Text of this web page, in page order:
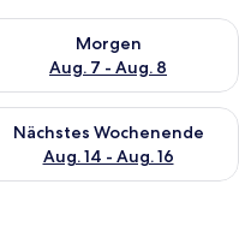
Nacht, Aug. 6 - Aug. 7.
Morgen
Aug. 7 - Aug. 8
die Verfügbarkeit
Wochenende, Aug. 7
Nächstes Wochenende
Aug. 14 - Aug. 16
die Verfügbarkeit